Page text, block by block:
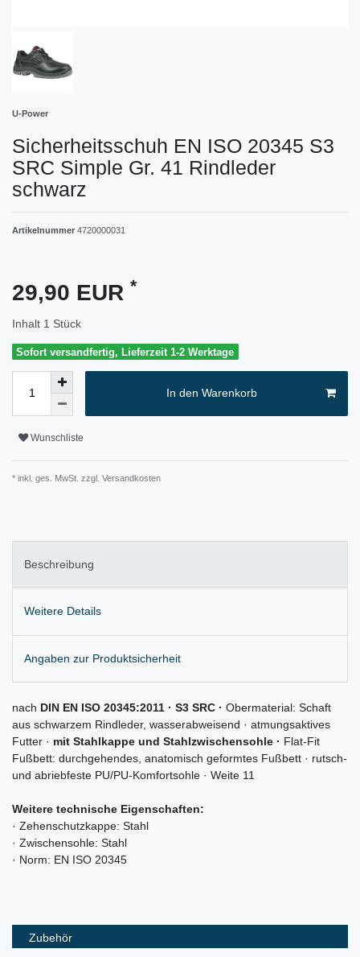
U-Power
Sicherheitsschuh EN ISO 20345 S3
SRC Simple Gr. 41 Rindleder
schwarz
Artikelnummer 4720000031
29,90 EUR *
Inhalt 1 Stück
Sofort versandfertig, Lieferzeit 1-2 Werktage
In den Warenkorb
Wunschliste
* inkl. ges. MwSt. zzgl. Versandkosten
Beschreibung
Weitere Details
Angaben zur Produktsicherheit
nach DIN EN ISO 20345:2011 · S3 SRC · Obermaterial: Schaft
aus schwarzem Rindleder, wasserabweisend · atmungsaktives
Futter · mit Stahlkappe und Stahlzwischensohle · Flat-Fit
Fußbett: durchgehendes, anatomisch geformtes Fußbett · rutsch-
und abriebfeste PU/PU-Komfortsohle · Weite 11
Weitere technische Eigenschaften:
· Zehenschutzkappe: Stahl
· Zwischensohle: Stahl
· Norm: EN ISO 20345
Zubehör